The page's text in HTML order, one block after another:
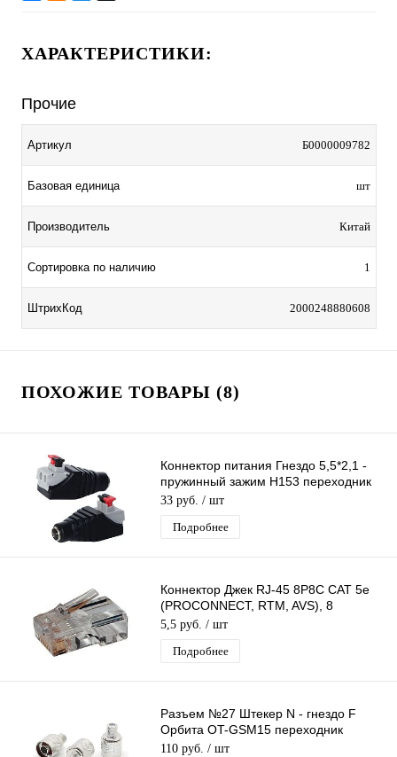
ХАРАКТЕРИСТИКИ:
Прочие
Артикул Б0000009782
Базовая единица шт
Производитель Китай
Сортировка по наличию 1
ШтрихКод 2000248880608
ПОХОЖИЕ ТОВАРЫ (8)
Коннектор питания Гнездо 5,5*2,1 -
пружинный зажим H153 переходник
разъем мама DC 2.1х5.5
33 руб. / шт
Подробнее
Коннектор Джек RJ-45 8P8C CAT 5e
(PROCONNECT, RTM, AVS), 8
универсальных ножей 1 ШТ.
5,5 руб. / шт
Подробнее
Разъем №27 Штекер N - гнездо F
Орбита OT-GSM15 переходник
коннектор GSM (N male/F female)
110 руб. / шт